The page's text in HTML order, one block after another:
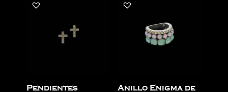
Pendientes
Anillo Enigma de